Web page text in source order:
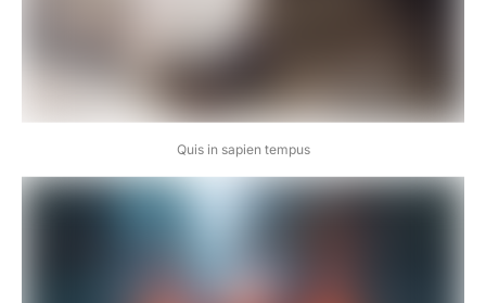
Quis in sapien tempus